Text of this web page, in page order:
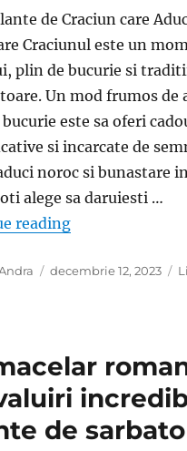
de Craciun care
Craciunul este un
plin de bucurie si
Un mod frumos de
bucurie este sa oferi
si incarcate de
noroc si bunastare
alege sa daruiesti …
reading„Cele 3 Plante
Posted
decembrie 12, 2023
de